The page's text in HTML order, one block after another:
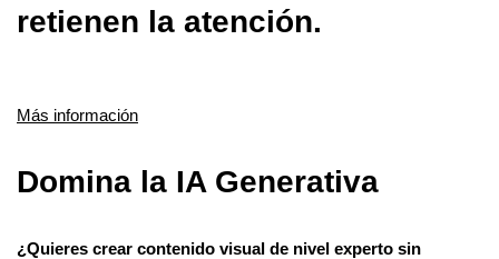
retienen la atención.
Más información
Domina la IA Generativa
¿Quieres crear contenido visual de nivel experto sin